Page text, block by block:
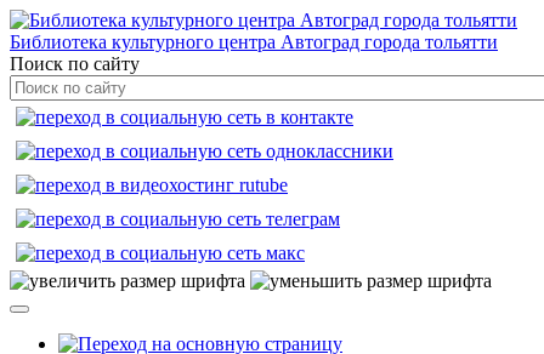
Библиотека культурного центра Автоград города тольятти
Поиск по сайту